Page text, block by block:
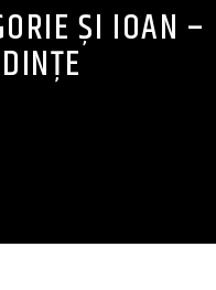
ŞI IOAN –